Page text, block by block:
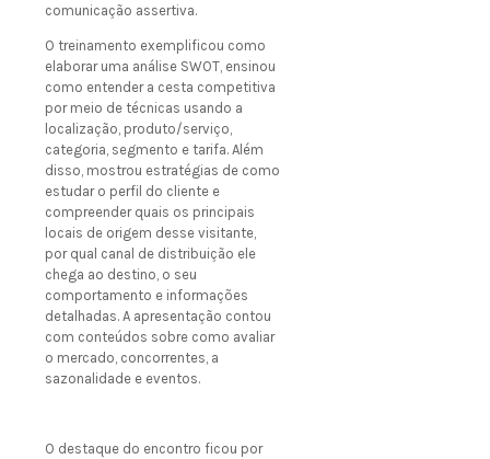
comunicação assertiva.
O treinamento exemplificou como
elaborar uma análise SWOT, ensinou
como entender a cesta competitiva
por meio de técnicas usando a
localização, produto/serviço,
categoria, segmento e tarifa. Além
disso, mostrou estratégias de como
estudar o perfil do cliente e
compreender quais os principais
locais de origem desse visitante,
por qual canal de distribuição ele
chega ao destino, o seu
comportamento e informações
detalhadas. A apresentação contou
com conteúdos sobre como avaliar
o mercado, concorrentes, a
sazonalidade e eventos.
O destaque do encontro ficou por